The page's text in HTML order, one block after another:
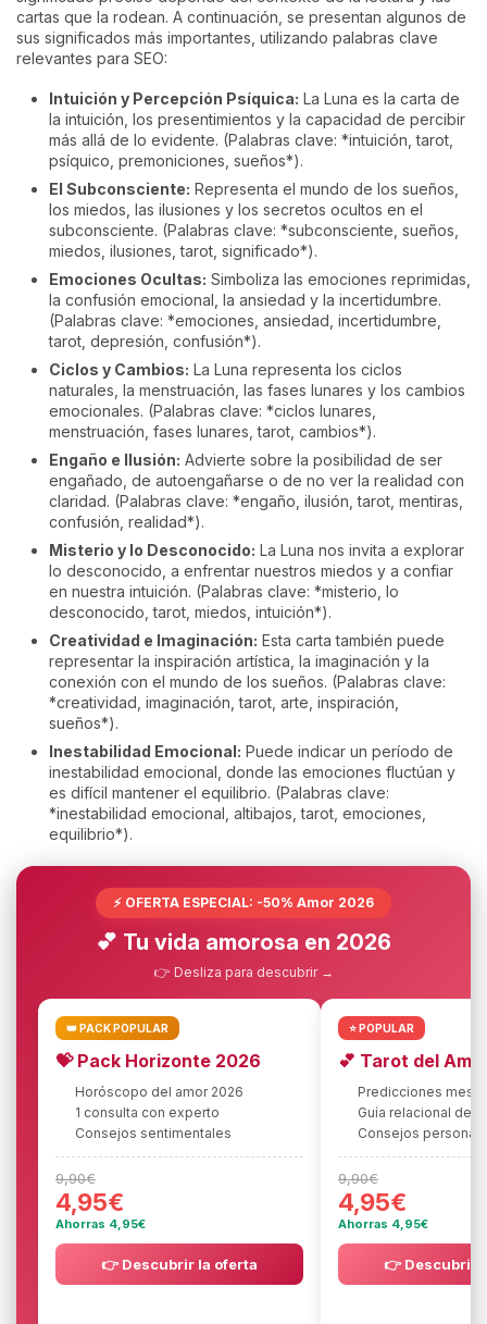
cartas que la rodean. A continuación, se presentan algunos de
sus significados más importantes, utilizando palabras clave
relevantes para SEO:
Intuición y Percepción Psíquica: La Luna es la carta de
la intuición, los presentimientos y la capacidad de percibir
más allá de lo evidente. (Palabras clave: *intuición, tarot,
psíquico, premoniciones, sueños*).
El Subconsciente: Representa el mundo de los sueños,
los miedos, las ilusiones y los secretos ocultos en el
subconsciente. (Palabras clave: *subconsciente, sueños,
miedos, ilusiones, tarot, significado*).
Emociones Ocultas: Simboliza las emociones reprimidas,
la confusión emocional, la ansiedad y la incertidumbre.
(Palabras clave: *emociones, ansiedad, incertidumbre,
tarot, depresión, confusión*).
Ciclos y Cambios: La Luna representa los ciclos
naturales, la menstruación, las fases lunares y los cambios
emocionales. (Palabras clave: *ciclos lunares,
menstruación, fases lunares, tarot, cambios*).
Engaño e Ilusión: Advierte sobre la posibilidad de ser
engañado, de autoengañarse o de no ver la realidad con
claridad. (Palabras clave: *engaño, ilusión, tarot, mentiras,
confusión, realidad*).
Misterio y lo Desconocido: La Luna nos invita a explorar
lo desconocido, a enfrentar nuestros miedos y a confiar
en nuestra intuición. (Palabras clave: *misterio, lo
desconocido, tarot, miedos, intuición*).
Creatividad e Imaginación: Esta carta también puede
representar la inspiración artística, la imaginación y la
conexión con el mundo de los sueños. (Palabras clave:
*creatividad, imaginación, tarot, arte, inspiración,
sueños*).
Inestabilidad Emocional: Puede indicar un período de
inestabilidad emocional, donde las emociones fluctúan y
es difícil mantener el equilibrio. (Palabras clave:
*inestabilidad emocional, altibajos, tarot, emociones,
equilibrio*).
⚡ OFERTA ESPECIAL: -50% Amor 2026
💕 Tu vida amorosa en 2026
👉 Desliza para descubrir →
👑 PACK POPULAR
💝 Pack Horizonte 2026
Horóscopo del amor 2026
1 consulta con experto
Consejos sentimentales
9,90€
4,95€
Ahorras 4,95€
👉 Descubrir la oferta
⭐ POPULAR
💕 Tarot del
Predicciones mes
Guía relacional
Consejos
9,90€
4,95€
Ahorras 4,95€
👉 Descubrir